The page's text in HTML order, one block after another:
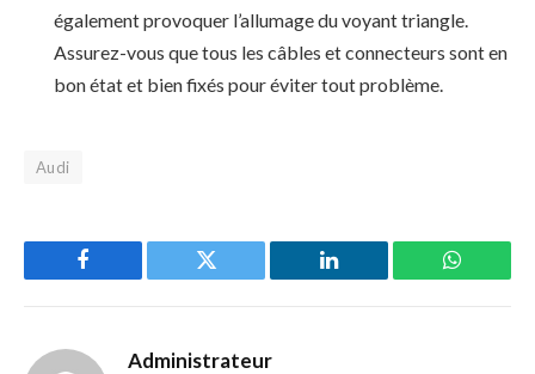
également provoquer l’allumage du voyant triangle.
Assurez-vous que tous les câbles et connecteurs sont en
bon état et bien fixés pour éviter tout problème.
Audi
Facebook Twitter LinkedIn
Administrateur